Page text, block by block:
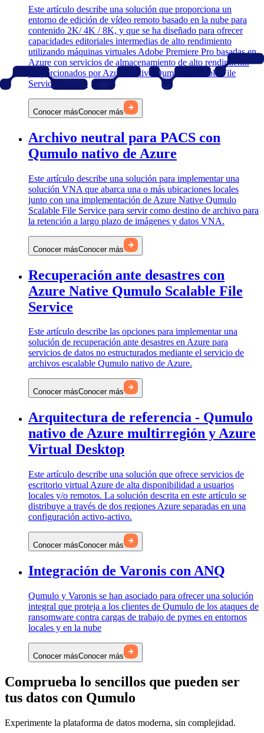
Este artículo describe una solución que proporciona un
entorno de edición de vídeo remoto basado en la nube para
contenido 2K/ 4K / 8K, y que se ha diseñado para ofrecer
capacidades editoriales intermedias de alto rendimiento
utilizando máquinas virtuales Adobe Premiere Pro basadas en
Azure con servicios de almacenamiento de alto rendimiento
proporcionados por Azure Native Qumulo Scalable File
Service (ANQ).
Conocer másConocer más
Archivo neutral para PACS con
Qumulo nativo de Azure
Este artículo describe una solución para implementar una
solución VNA que abarca una o más ubicaciones locales
junto con una implementación de Azure Native Qumulo
Scalable File Service para servir como destino de archivo para
la retención a largo plazo de imágenes y datos VNA.
Conocer másConocer más
Recuperación ante desastres con
Azure Native Qumulo Scalable File
Service
Este artículo describe las opciones para implementar una
solución de recuperación ante desastres en Azure para
servicios de datos no estructurados mediante el servicio de
archivos escalable Qumulo nativo de Azure.
Conocer másConocer más
Arquitectura de referencia - Qumulo
nativo de Azure multirregión y Azure
Virtual Desktop
Este artículo describe una solución que ofrece servicios de
escritorio virtual Azure de alta disponibilidad a usuarios
locales y/o remotos. La solución descrita en este artículo se
distribuye a través de dos regiones Azure separadas en una
configuración activo-activo.
Conocer másConocer más
Integración de Varonis con ANQ
Qumulo y Varonis se han asociado para ofrecer una solución
integral que proteja a los clientes de Qumulo de los ataques de
ransomware contra cargas de trabajo de pymes en entornos
locales y en la nube
Conocer másConocer más
Comprueba lo sencillos que pueden ser
tus datos con Qumulo
Experimente la plataforma de datos moderna, sin complejidad.